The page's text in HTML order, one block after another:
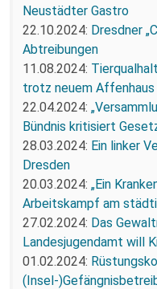
Neustädter Gastro
22.10.2024: Dresdner
Abtreibungen
11.08.2024:
trotz neuem Affenhaus
22.04.2024:
Bündnis kritisiert
28.03.2024: Ein linker
Dresden
20.03.2024: „Ein
Arbeitskampf am
27.02.2024: Das
Landesjugendamt will
01.02.2024:
(Insel-